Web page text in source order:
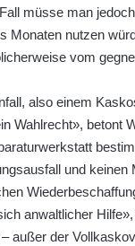
müsse man
nutzen
vom
also einem
Wahlrecht», betont
und keinen
anwaltlicher
außer der